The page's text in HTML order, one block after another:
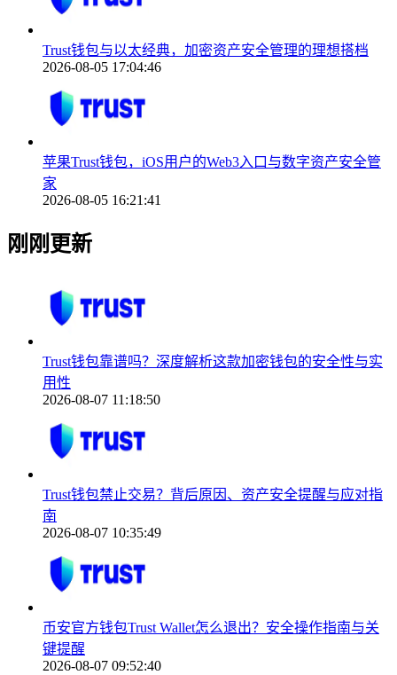
Trust钱包与以太经典，加密资产安全管理的理想搭档
2026-08-05 17:04:46
苹果Trust钱包，iOS用户的Web3入口与数字资产安全管
家
2026-08-05 16:21:41
刚刚更新
Trust钱包靠谱吗？深度解析这款加密钱包的安全性与实
用性
2026-08-07 11:18:50
Trust钱包禁止交易？背后原因、资产安全提醒与应对指
南
2026-08-07 10:35:49
币安官方钱包Trust Wallet怎么退出？安全操作指南与关
键提醒
2026-08-07 09:52:40